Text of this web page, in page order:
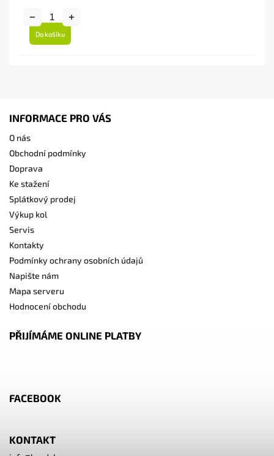
Do košíku
INFORMACE PRO VÁS
O nás
Obchodní podmínky
Doprava
Ke stažení
Splátkový prodej
Výkup kol
Servis
Kontakty
Podmínky ochrany osobních údajů
Napište nám
Mapa serveru
Hodnocení obchodu
PŘIJÍMÁME ONLINE PLATBY
FACEBOOK
KONTAKT